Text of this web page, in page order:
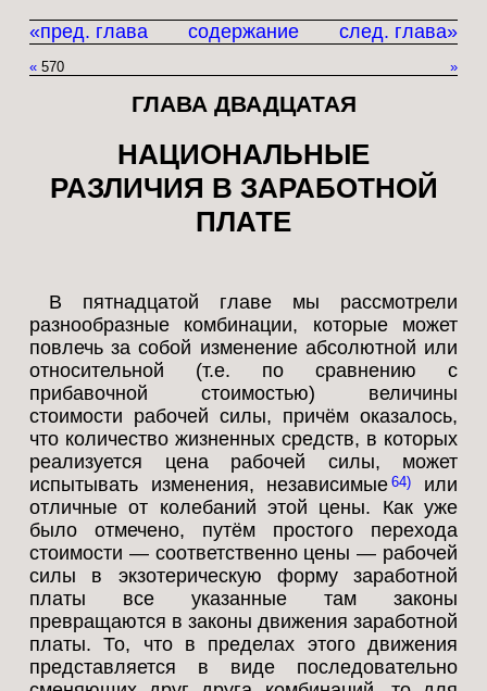
«пред. глава след. глава»
содержание
« »
570
ГЛАВА ДВАДЦАТАЯ
НАЦИОНАЛЬНЫЕ
РАЗЛИЧИЯ В ЗАРАБОТНОЙ
ПЛАТЕ
В пятнадцатой главе мы рассмотрели
разнообразные комбинации, которые может
повлечь за собой изменение абсолютной или
относительной (т.е. по сравнению с
прибавочной стоимостью) величины
стоимости рабочей силы, причём оказалось,
что количество жизненных средств, в которых
реализуется цена рабочей силы, может
испытывать изменения, независимые 64
или
отличные от колебаний этой цены. Как уже
было отмечено, путём простого перехода
стоимости — соответственно цены — рабочей
силы в экзотерическую форму заработной
платы все указанные там законы
превращаются в законы движения заработной
платы. То, что в пределах этого движения
представляется в виде последовательно